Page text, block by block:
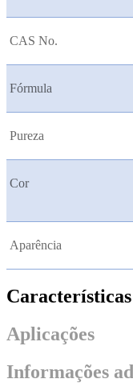
CAS No.
Fórmula
Pureza
Cor
Aparência
Características
Aplicações
Informações